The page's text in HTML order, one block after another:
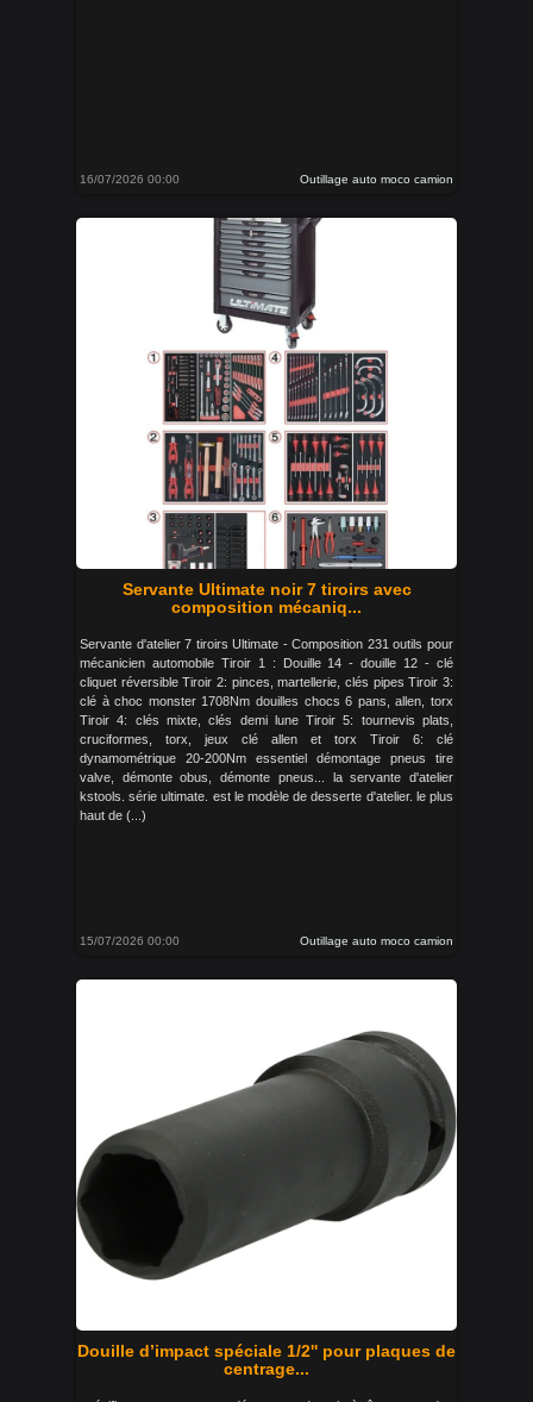
16/07/2026 00:00 Outillage auto moco camion
Servante Ultimate noir 7 tiroirs avec
composition mécaniq...
Servante d'atelier 7 tiroirs Ultimate - Composition 231 outils pour
mécanicien automobile Tiroir 1 : Douille 14 - douille 12 - clé
cliquet réversible Tiroir 2: pinces, martellerie, clés pipes Tiroir 3:
clé à choc monster 1708Nm douilles chocs 6 pans, allen, torx
Tiroir 4: clés mixte, clés demi lune Tiroir 5: tournevis plats,
cruciformes, torx, jeux clé allen et torx Tiroir 6: clé
dynamométrique 20-200Nm essentiel démontage pneus tire
valve, démonte obus, démonte pneus... la servante d'atelier
kstools. série ultimate. est le modèle de desserte d'atelier. le plus
haut de (...)
15/07/2026 00:00 Outillage auto moco camion
Douille d’impact spéciale 1/2'' pour plaques de
centrage...